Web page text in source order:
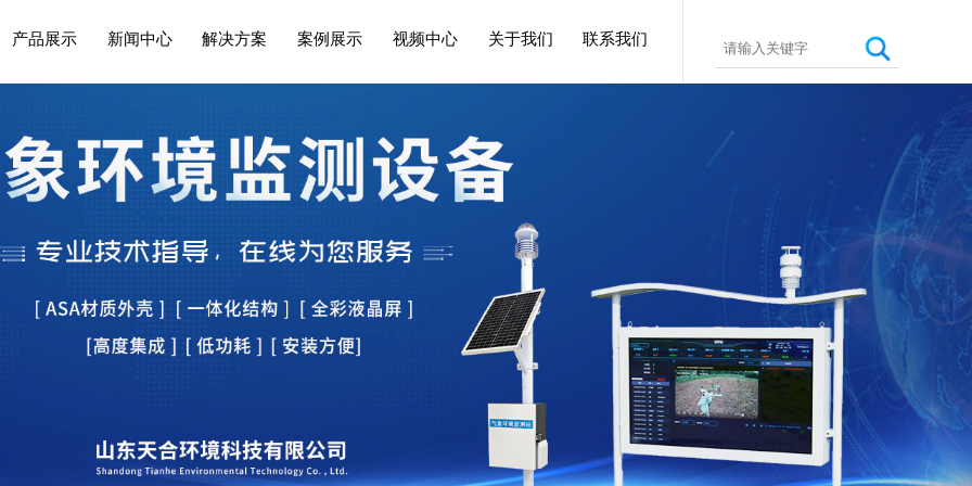
产品展示 新闻中心 解决方案 案例展示 视频中心 关于我们 联系我们